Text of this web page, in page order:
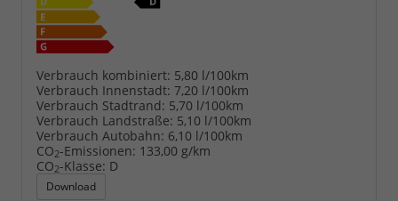
Verbrauch kombiniert: 5,80 l/100km
Verbrauch Innenstadt: 7,20 l/100km
Verbrauch Stadtrand: 5,70 l/100km
Verbrauch Landstraße: 5,10 l/100km
Verbrauch Autobahn: 6,10 l/100km
CO2-Emissionen: 133,00 g/km
CO2-Klasse: D
Download